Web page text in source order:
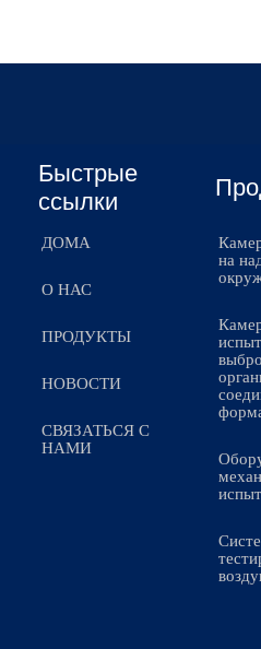
Быстрые
ссылки
ДОМА
О НАС
ПРОДУКТЫ
НОВОСТИ
СВЯЗАТЬСЯ С
НАМИ
на